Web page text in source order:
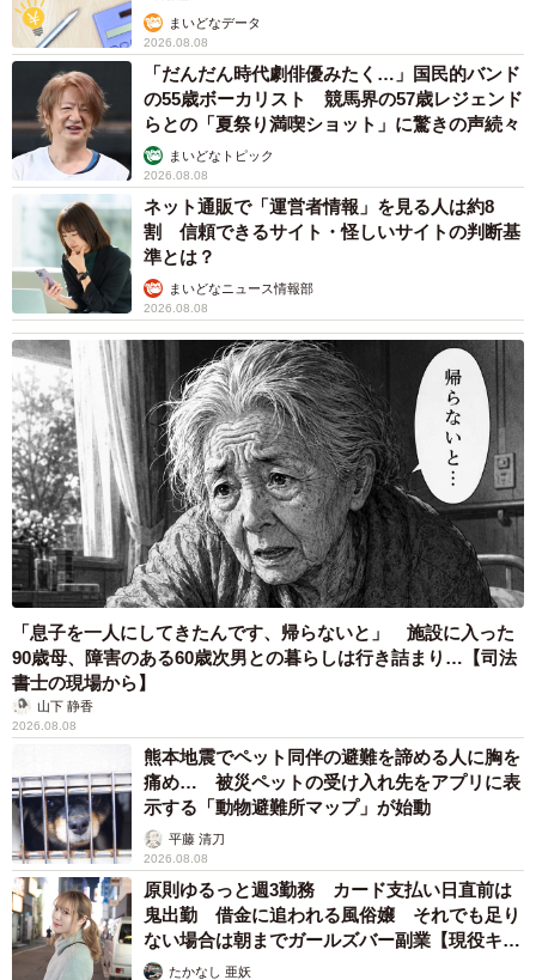
まいどなデータ
2026.08.08
「だんだん時代劇俳優みたく…」国民的バンド
の55歳ボーカリスト 競馬界の57歳レジェンド
らとの「夏祭り満喫ショット」に驚きの声続々
まいどなトピック
2026.08.08
ネット通販で「運営者情報」を見る人は約8
割 信頼できるサイト・怪しいサイトの判断基
準とは？
まいどなニュース情報部
2026.08.08
「息子を一人にしてきたんです、帰らないと」 施設に入った
90歳母、障害のある60歳次男との暮らしは行き詰まり…【司法
書士の現場から】
山下 静香
2026.08.08
熊本地震でペット同伴の避難を諦める人に胸を
痛め… 被災ペットの受け入れ先をアプリに表
示する「動物避難所マップ」が始動
平藤 清刀
2026.08.08
原則ゆるっと週3勤務 カード支払い日直前は
鬼出勤 借金に追われる風俗嬢 それでも足り
ない場合は朝までガールズバー副業【現役キャ
ストに取材】
たかなし 亜妖